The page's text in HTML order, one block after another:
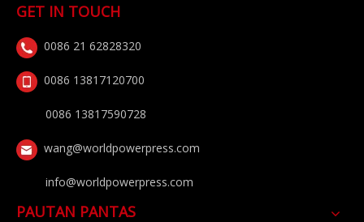
GET IN TOUCH
0086 21 62828320
0086 13817120700
0086 13817590728
wang@worldpowerpress.com
info@worldpowerpress.com
PAUTAN PANTAS